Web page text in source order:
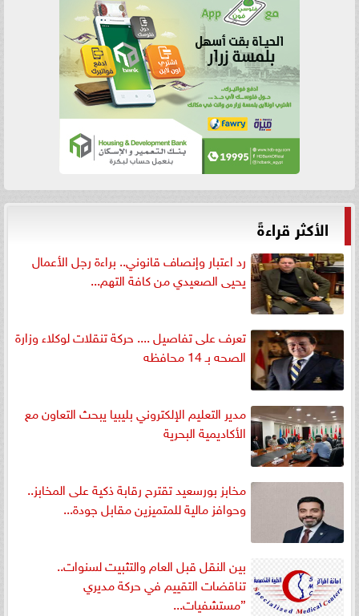
الأكثر قراءةً
رد اعتبار وإنصاف قانوني.. براءة رجل الأعمال
يحيى الصعيدي من كافة التهم...
تعرف على تفاصيل .... حركة تنقلات لوكلاء وزارة
الصحه بـ 14 محافظه
مدير التعليم الإلكتروني بليبيا يبحث التعاون مع
الأكاديمية البحرية
مخابز بورسعيد تقترح رقابة ذكية على المخابز..
وحوافز مالية للمتميزين مقابل جودة...
بين النقل قبل العام والتثبيت لسنوات..
تناقضات التقييم في حركة مديري
”مستشفيات...